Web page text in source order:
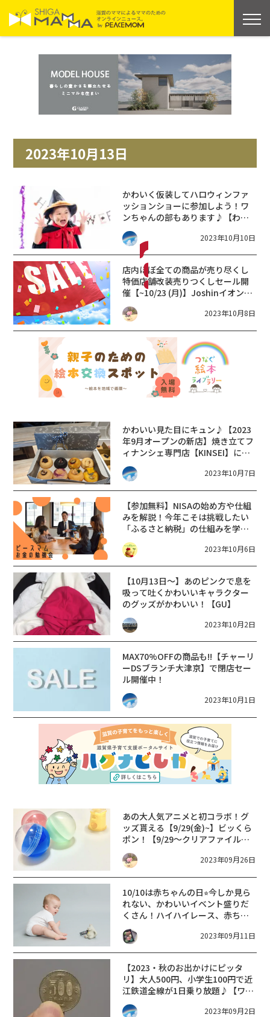
2023年10月13日
かわいく仮装してハロウィンファ
ッションショーに参加しよう！ワ
ンちゃんの部もあります♪【わん
こと一緒のハロウィンキッズパー
ティー〜ハロウィンファッション
ショー〜】が開催。
2023年10月10日
店内ほぼ全ての商品が売り尽くし
特価店舗改装売りつくしセール開
催【~10/23 (月)】Joshinイオンモ
ール草津店
2023年10月8日
かわいい見た目にキュン♪【2023
年9月オープンの新店】焼き立てフ
ィナンシェ専門店【KINSEI】に行
ってきました！
2023年10月7日
【参加無料】NISAの始め方や仕組
みを解説！今年こそは挑戦したい
「ふるさと納税」の仕組みを学ぼ
う！運用のキホンがわかる講座
も！テーマ別ピースマム「お金の
2023年10月6日
【10月13日～】あのピンクで息を
吸って吐くかわいいキャラクター
のグッズがかわいい！【GU】
2023年10月2日
MAX70%OFFの商品も!!【チャーリ
ーDSブランチ大津京】で閉店セー
ル開催中！
2023年10月1日
あの大人気アニメと初コラボ！グ
ッズ貰える 【9/29(金)~】ビッくら
ポン！【9/29～クリアファイル
10/13～下敷き】先着プレゼント
【くら寿司】
2023年09月26日
10/10は赤ちゃんの日⭐︎今しか見ら
れない、かわいいイベント盛りだ
くさん！ハイハイレース、赤ちゃ
んすもう、カレンダー撮影会、プ
レゼント企画など♪アカチャンホ
2023年09月11日
【2023・秋のお出かけにピッタ
リ】大人500円、小学生100円で近
江鉄道全線が1日乗り放題♪【ワン
コインスマイルきっぷ】
2023年09月2日